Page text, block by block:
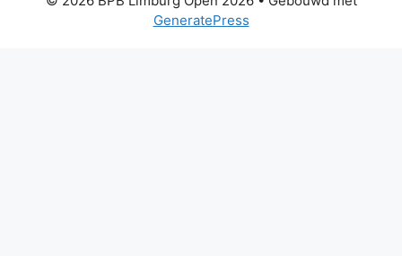
GeneratePress